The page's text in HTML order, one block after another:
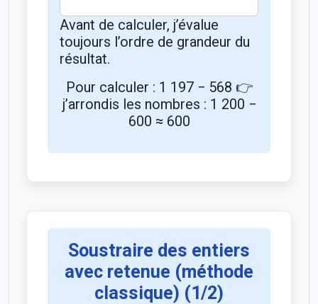
Avant de calculer, j’évalue
toujours l’ordre de grandeur du
résultat.
Pour calculer : 1 197 − 568 👉
j’arrondis les nombres : 1 200 −
600 ≈ 600
Soustraire des entiers
avec retenue (méthode
classique) (1/2)